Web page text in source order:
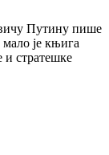
Путину пише
је књига
и стратешке